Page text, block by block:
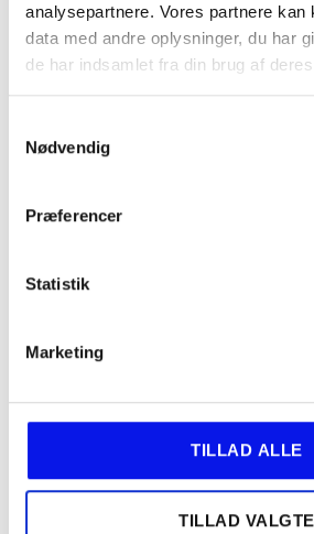
analysepartnere. Vores partnere kan
data med andre oplysninger, du har
de har indsamlet fra din brug af
Nødvendig
Præferencer
Statistik
Marketing
TILLAD ALLE
TILLAD VALGTE
renseriet@renseriet.dk
Åbningstider
Find os